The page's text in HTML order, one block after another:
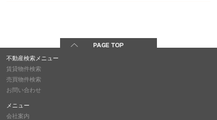
不動産検索メニュー
賃貸物件検索
売買物件検索
お問い合わせ
メニュー
会社案内